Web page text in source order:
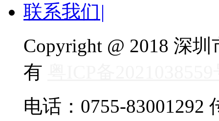
联系我们 |
Copyright @ 2018 深
有
电话：0755-83001292